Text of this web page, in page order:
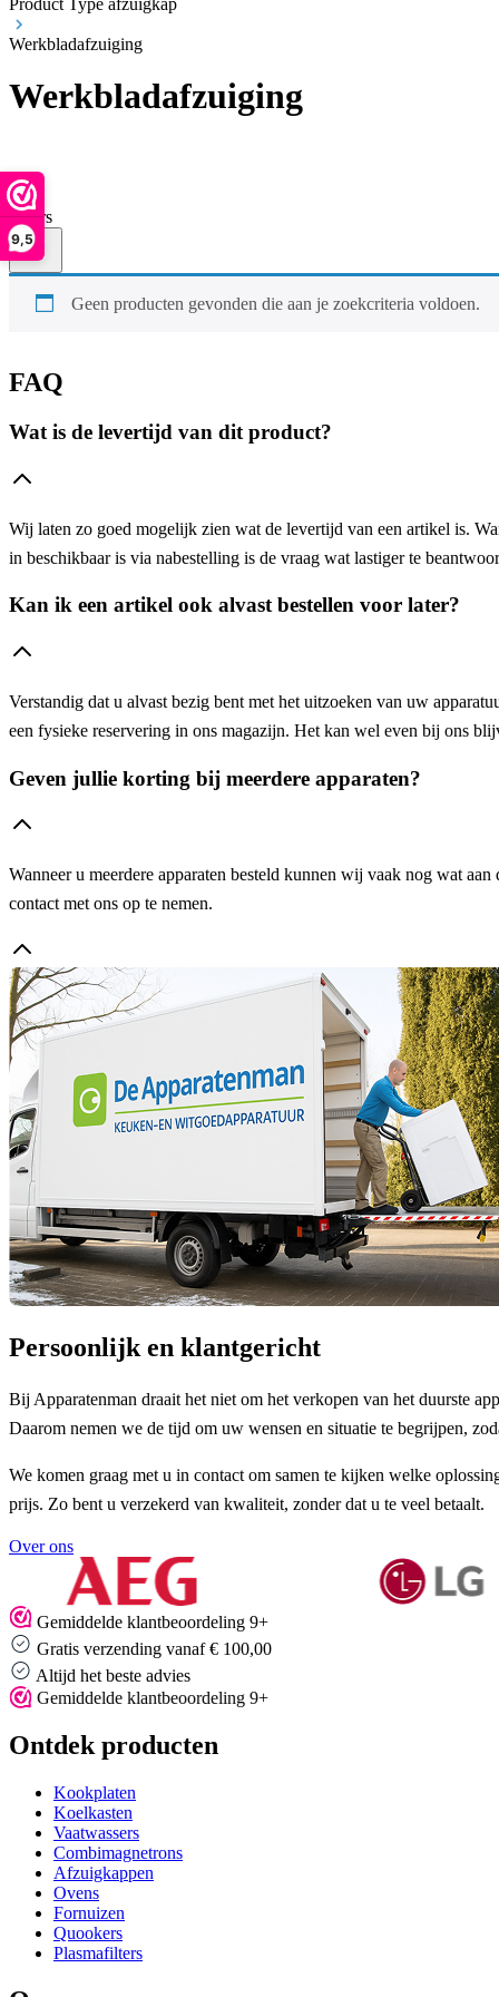
9,5
Product Type afzuigkap
Werkbladafzuiging
Werkbladafzuiging
Filters
Geen producten gevonden die aan je zoekcriteria voldoen.
FAQ
Wat is de levertijd van dit product?
Wij laten zo goed mogelijk zien wat de levertijd van een artikel is.
in beschikbaar is via nabestelling is de vraag wat lastiger te
Kan ik een artikel ook alvast bestellen voor later?
Verstandig dat u alvast bezig bent met het uitzoeken van uw
een fysieke reservering in ons magazijn. Het kan wel even bij ons
Geven jullie korting bij meerdere apparaten?
Wanneer u meerdere apparaten besteld kunnen wij vaak nog wat
contact met ons op te nemen.
Persoonlijk en klantgericht
Bij Apparatenman draait het niet om het verkopen van het duurste
Daarom nemen we de tijd om uw wensen en situatie te begrijpen,
We komen graag met u in contact om samen te kijken welke
prijs. Zo bent u verzekerd van kwaliteit, zonder dat u te veel betaalt.
Over ons
Gemiddelde klantbeoordeling 9+
Gratis verzending vanaf € 100,00
Altijd het beste advies
Gemiddelde klantbeoordeling 9+
Ontdek producten
Kookplaten
Koelkasten
Vaatwassers
Combimagnetrons
Afzuigkappen
Ovens
Fornuizen
Quookers
Plasmafilters